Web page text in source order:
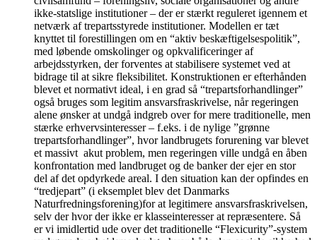
ikke-statslige institutioner – der er stærkt reguleret igennem et
netværk af trepartsstyrede institutioner. Modellen er tæt
knyttet til forestillingen om en “aktiv beskæftigelsespolitik”,
med løbende omskolinger og opkvalificeringer af
arbejdsstyrken, der forventes at stabilisere systemet ved at
bidrage til at sikre fleksibilitet. Konstruktionen er efterhånden
blevet et normativt ideal, i en grad så “trepartsforhandlinger”
også bruges som legitim ansvarsfraskrivelse, når regeringen
alene ønsker at undgå indgreb over for mere traditionelle, men
stærke erhvervsinteresser – f.eks. i de nylige ”grønne
trepartsforhandlinger”, hvor landbrugets forurening var blevet
et massivt akut problem, men regeringen ville undgå en åben
konfrontation med landbruget og de banker der ejer en stor
del af det opdyrkede areal. I den situation kan der opfindes en
“tredjepart” (i eksemplet blev det Danmarks
Naturfredningsforening)for at legitimere ansvarsfraskrivelsen,
selv der hvor der ikke er klasseinteresser at repræsentere. Så
er vi imidlertid ude over det traditionelle “Flexicurity”-system